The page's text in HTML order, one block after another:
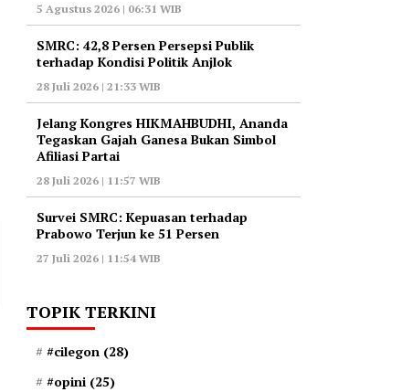
5 Agustus 2026 | 06:31 WIB
‎SMRC: 42,8 Persen Persepsi Publik
terhadap Kondisi Politik Anjlok
28 Juli 2026 | 21:33 WIB
‎Jelang Kongres HIKMAHBUDHI, Ananda
Tegaskan Gajah Ganesa Bukan Simbol
Afiliasi Partai
28 Juli 2026 | 11:57 WIB
‎Survei SMRC: Kepuasan terhadap
Prabowo Terjun ke 51 Persen
27 Juli 2026 | 11:54 WIB
TOPIK TERKINI
#cilegon (28)
#opini (25)